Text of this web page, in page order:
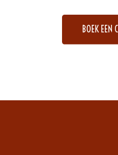
BOEK EEN